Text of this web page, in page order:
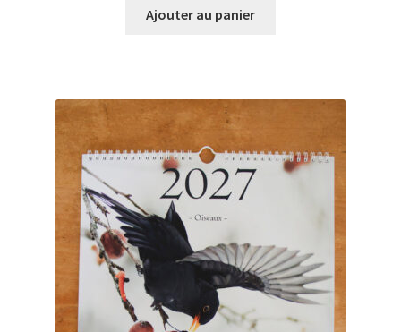
Ajouter au panier